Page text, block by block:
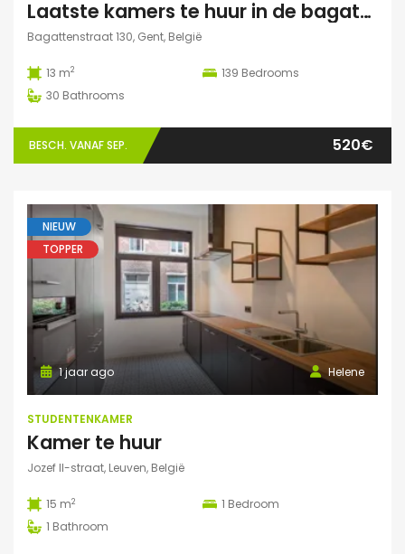
Laatste kamers te huur in de bagattenstraat 130
Bagattenstraat 130, Gent, België
13 m2 139 Bedrooms
30 Bathrooms
BESCH. VANAF SEP. 520€
NIEUW
TOPPER
Helene
1 jaar ago
STUDENTENKAMER
Kamer te huur
Jozef II-straat, Leuven, België
15 m2 1 Bedroom
1 Bathroom